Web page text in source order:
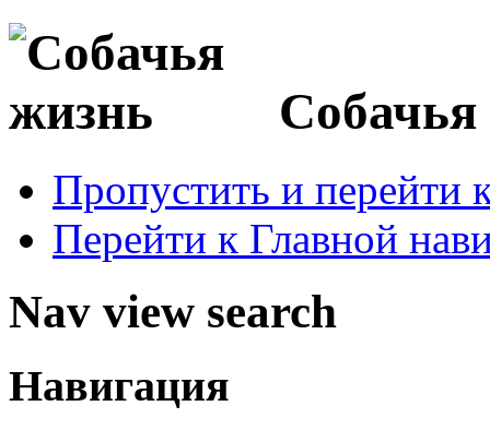
Пропустить и перейти
Перейти к Главной
Nav view search
Навигация